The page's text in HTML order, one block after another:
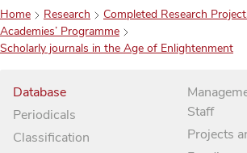
Home Research
Completed Research
Academies’ Programme
Scholarly journals in the Age of Enlightenment
Database
Periodicals
Classification
Staff
Projects